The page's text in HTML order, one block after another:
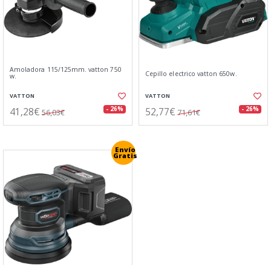
Amoladora 115/125mm. vatton 750
w.
VATTON
41,28€ 56,03€ - 26%
Cepillo electrico vatton 650w.
VATTON
52,77€ 71,61€ - 26%
Envío
Gratis